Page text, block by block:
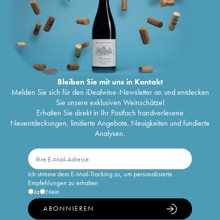
Bleiben Sie mit uns in Kontakt
Melden Sie sich für den iDealwine-Newsletter an und entdecken
Sie unsere exklusiven Weinschätze!
Erhalten Sie direkt in Ihr Postfach handverlesene
Neuentdeckungen, limitierte Angebote, Neuigkeiten und fundierte
Analysen.
Ich stimme dem E-Mail-Tracking zu, um personalisierte
Empfehlungen zu erhalten
Ja
Nein
ABONNIEREN